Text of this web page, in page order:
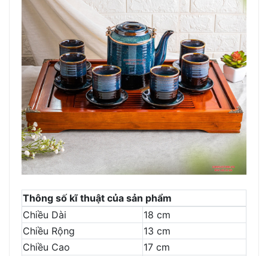
Thông số kĩ thuật của sản phẩm
Chiều Dài
18 cm
Chiều Rộng
13 cm
Chiều Cao
17 cm